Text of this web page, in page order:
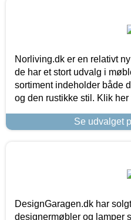
Norliving.dk er en relativt
de har et stort udvalg i
sortiment indeholder både
og den rustikke stil. Klik
Se udvalget
DesignGaragen.dk har
designermøbler og lamper